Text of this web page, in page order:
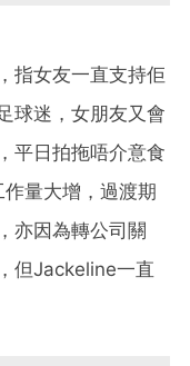
指女友一直支持佢
球迷，女朋友又會
平日拍拖唔介意食
量大增，過渡期
亦因為轉公司關
但Jackeline一直